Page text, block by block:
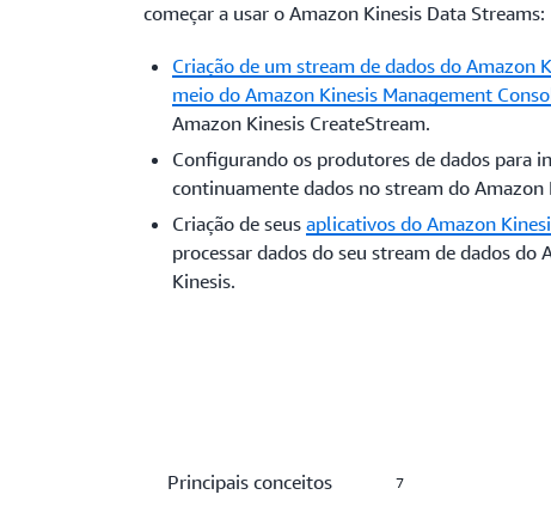
começar a usar o Amazon Kinesis Data Streams:
Criação de um stream de dados do Amazon
meio do Amazon Kinesis Management
Amazon Kinesis CreateStream.
Configurando os produtores de dados para
continuamente dados no stream do Amazon
Criação de seusaplicativos do Amazon
processar dados do seu stream de dados do
Kinesis.
Principais conceitos 7